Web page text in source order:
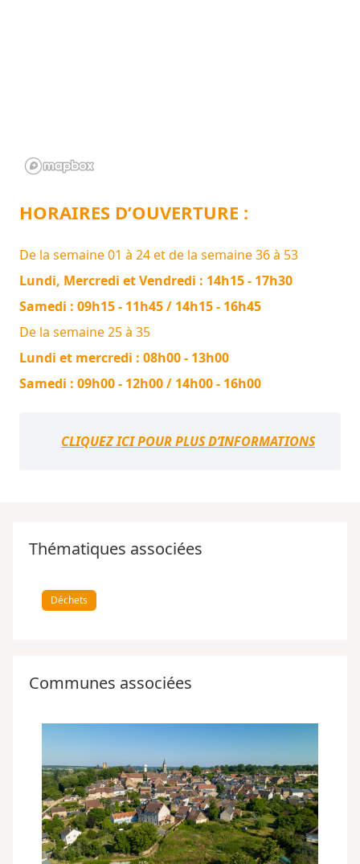
HORAIRES D’OUVERTURE :
De la semaine 01 à 24 et de la semaine 36 à 53
Lundi, Mercredi et Vendredi : 14h15 - 17h30
Samedi : 09h15 - 11h45 / 14h15 - 16h45
De la semaine 25 à 35
Lundi et mercredi : 08h00 - 13h00
Samedi : 09h00 - 12h00 / 14h00 - 16h00
CLIQUEZ ICI POUR PLUS D’INFORMATIONS
Thématiques associées
Déchets
Communes associées